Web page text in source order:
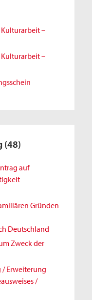
–
–
(48)
auf
Gründen
Deutschland
Zweck der
/ Erweiterung
/